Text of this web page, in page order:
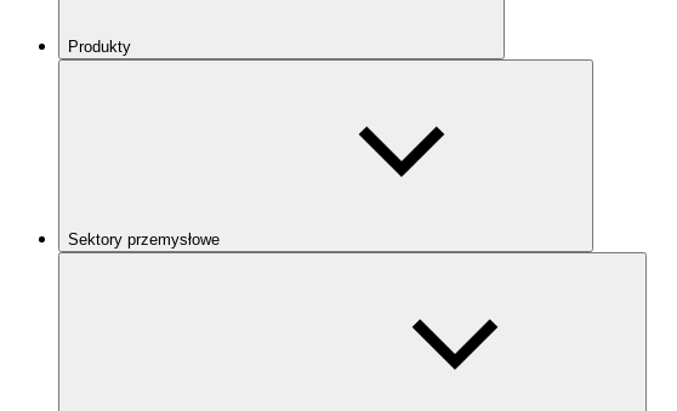
Produkty
Sektory przemysłowe